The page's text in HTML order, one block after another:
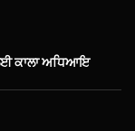
ਲਈ ਕਾਲਾ ਅਧਿਆਇ